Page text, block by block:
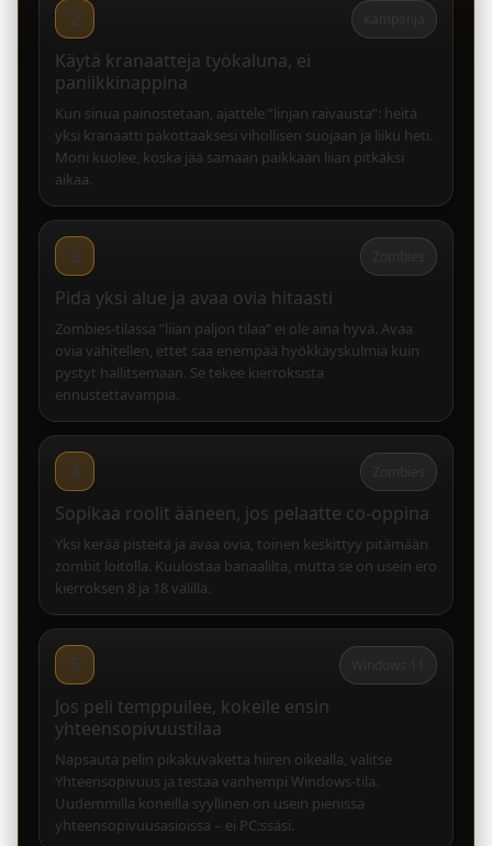
2
Käytä kranaatteja työkaluna, ei
paniikkinappina
Kun sinua painostetaan, ajattele ”linjan raivausta”: heitä
yksi kranaatti pakottaaksesi vihollisen suojaan ja liiku heti.
Moni kuolee, koska jää samaan paikkaan liian pitkäksi
aikaa.
3
Pidä yksi alue ja avaa ovia hitaasti
Zombies-tilassa ”liian paljon tilaa” ei ole aina hyvä. Avaa
ovia vähitellen, ettet saa enempää hyökkäyskulmia kuin
pystyt hallitsemaan. Se tekee kierroksista
ennustettavampia.
4
Sopikaa roolit ääneen, jos pelaatte co-oppina
Yksi kerää pisteitä ja avaa ovia, toinen keskittyy pitämään
zombit loitolla. Kuulostaa banaalilta, mutta se on usein ero
kierroksen 8 ja 18 välillä.
5
Jos peli temppuilee, kokeile ensin
yhteensopivuustilaa
Napsauta pelin pikakuvaketta hiiren oikealla, valitse
Yhteensopivuus ja testaa vanhempi Windows-tila.
Uudemmilla koneilla syyllinen on usein pienissä
yhteensopivuusasioissa – ei PC:ssäsi.